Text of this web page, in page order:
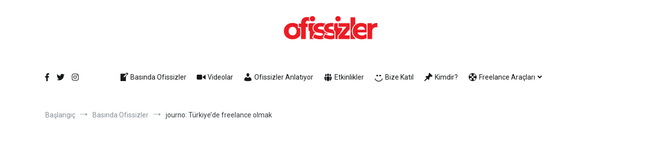
Basında Ofissizler
Videolar Ofissizler Anlatıyor Etkinlikler Bize Katıl Kimdir? Freelance Araçları
Başlangıç Basında Ofissizler journo: Türkiye’de freelance olmak